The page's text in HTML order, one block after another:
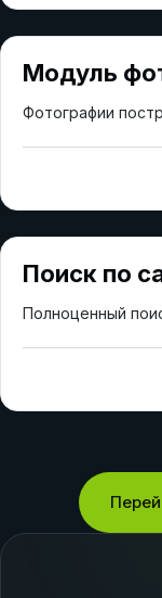
Модуль
Фотографии
Поиск по
Полноценный